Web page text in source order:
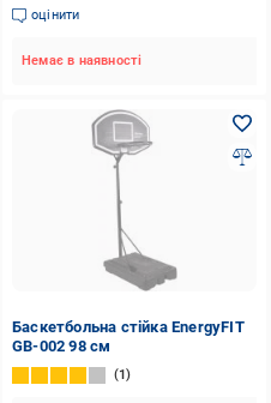
оцінити
Немає в наявності
Баскетбольна стійка EnergyFIT
GB-002 98 см
1